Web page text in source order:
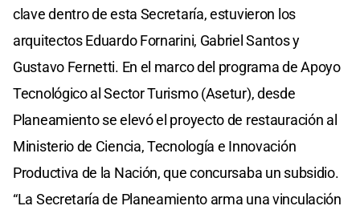
clave dentro de esta Secretaría, estuvieron los
arquitectos Eduardo Fornarini, Gabriel Santos y
Gustavo Fernetti. En el marco del programa de Apoyo
Tecnológico al Sector Turismo (Asetur), desde
Planeamiento se elevó el proyecto de restauración al
Ministerio de Ciencia, Tecnología e Innovación
Productiva de la Nación, que concursaba un subsidio.
“La Secretaría de Planeamiento arma una vinculación